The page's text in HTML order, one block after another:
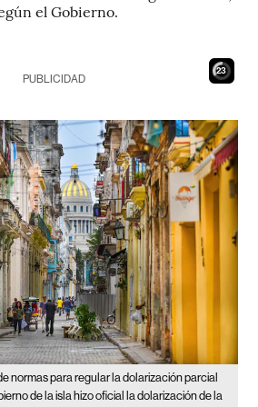
el Gobierno.
22
PUBLICIDAD
normas para regular la dolarización parcial
de la isla hizo oficial la dolarización de la